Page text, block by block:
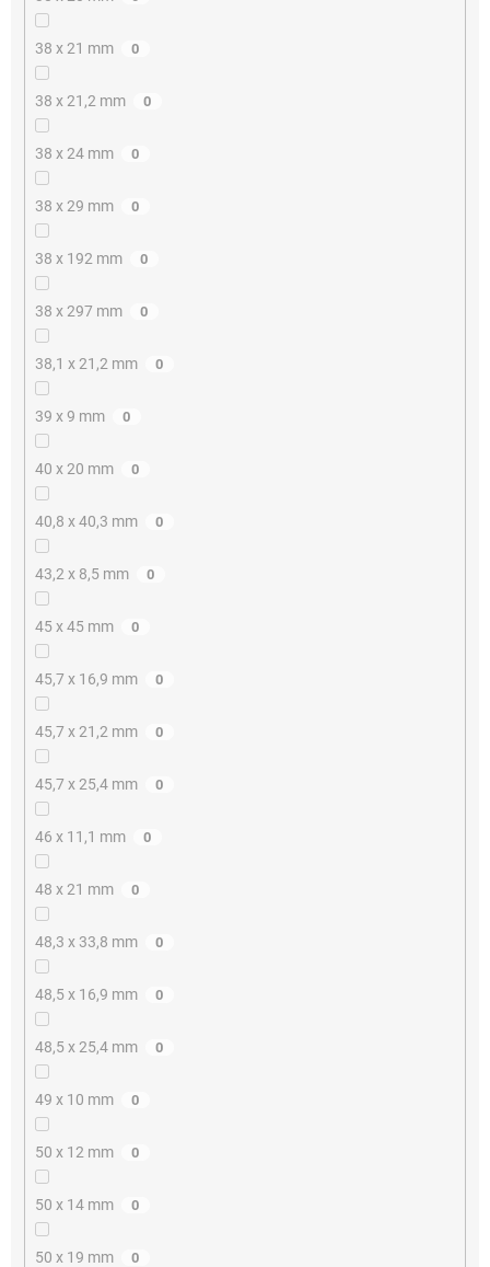
38 x 21 mm 0
38 x 21,2 mm 0
38 x 24 mm 0
38 x 29 mm 0
38 x 192 mm 0
38 x 297 mm 0
38,1 x 21,2 mm 0
39 x 9 mm 0
40 x 20 mm 0
40,8 x 40,3 mm 0
43,2 x 8,5 mm 0
45 x 45 mm 0
45,7 x 16,9 mm 0
45,7 x 21,2 mm 0
45,7 x 25,4 mm 0
46 x 11,1 mm 0
48 x 21 mm 0
48,3 x 33,8 mm 0
48,5 x 16,9 mm 0
48,5 x 25,4 mm 0
49 x 10 mm 0
50 x 12 mm 0
50 x 14 mm 0
50 x 19 mm 0